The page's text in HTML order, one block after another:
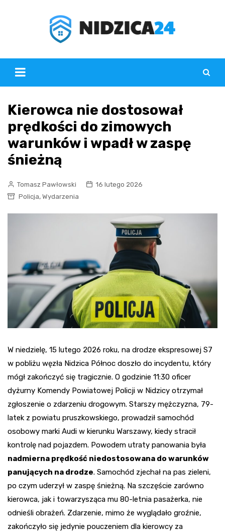
Kierowca nie dostosował
prędkości do zimowych
warunków i wpadł w zaspę
śnieżną
Tomasz Pawłowski
16 lutego 2026
Policja, Wydarzenia
W niedzielę, 15 lutego 2026 roku, na drodze ekspresowej S7
w pobliżu węzła Nidzica Północ doszło do incydentu, który
mógł zakończyć się tragicznie. O godzinie 11:30 oficer
dyżurny Komendy Powiatowej Policji w Nidzicy otrzymał
zgłoszenie o zdarzeniu drogowym. Starszy mężczyzna, 79-
latek z powiatu pruszkowskiego, prowadził samochód
osobowy marki Audi w kierunku Warszawy, kiedy stracił
kontrolę nad pojazdem. Powodem utraty panowania była
nadmierna prędkość niedostosowana do warunków
panujących na drodze. Samochód zjechał na pas zieleni,
po czym uderzył w zaspę śnieżną. Na szczęście zarówno
kierowca, jak i towarzysząca mu 80-letnia pasażerka, nie
odnieśli obrażeń. Zdarzenie, mimo że wyglądało groźnie,
zakończyło się jedynie pouczeniem dla kierowcy za